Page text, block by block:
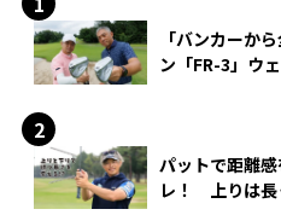
「バンカーか
ン「FR-3」ウ
パットで距離
レ！ 上りは長